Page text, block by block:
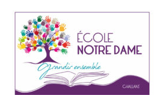
contenu